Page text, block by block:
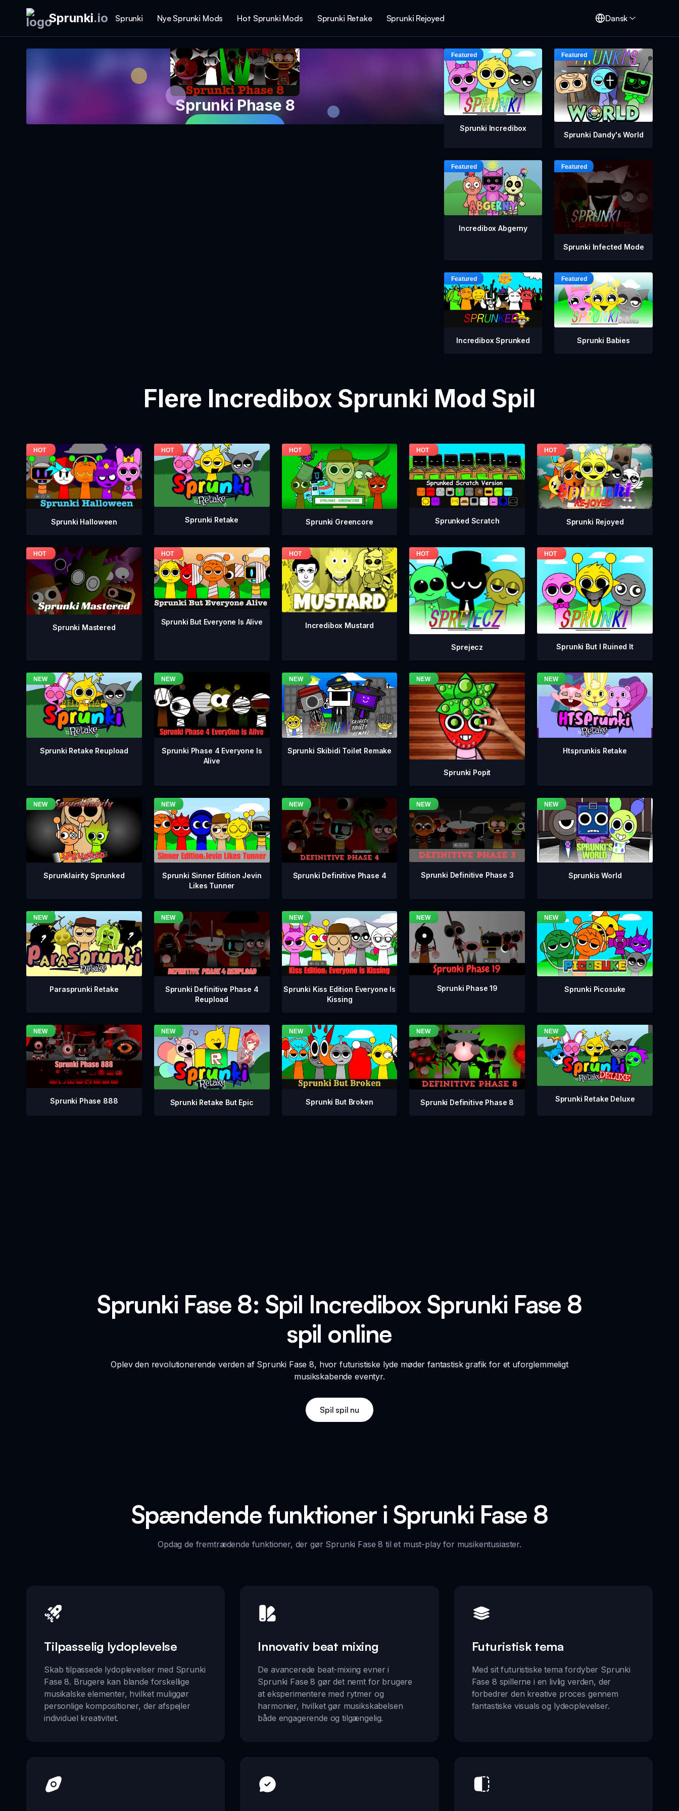
Sprunki.io Sprunki Nye Sprunki Mods Hot Sprunki Mods Sprunki Retake Sprunki Rejoyed Dansk
Sprunki Phase 8
Sprunki Incredibox
Sprunki Dandy's World
Incredibox Abgerny
Sprunki Infected Mode
Incredibox Sprunked Sprunki Babies
Flere Incredibox Sprunki Mod Spil
Sprunki Halloween Sprunki Retake Sprunki Greencore Sprunked Scratch Sprunki Rejoyed
Sprunki Mastered
Sprunki But Everyone Is Alive Incredibox Mustard
Sprejecz Sprunki But I Ruined It
Sprunki Retake Reupload
Sprunki Phase 4 Everyone Is
Alive
Sprunki Skibidi Toilet Remake
Sprunki Popit
Htsprunkis Retake
Sprunklairity Sprunked
Sprunki Sinner Edition Jevin
Likes Tunner
Sprunki Definitive Phase 4 Sprunki Definitive Phase 3 Sprunkis World
Parasprunki Retake
Sprunki Definitive Phase 4
Reupload
Sprunki Kiss Edition Everyone Is
Kissing
Sprunki Phase 19 Sprunki Picosuke
Sprunki Phase 888 Sprunki Retake But Epic Sprunki But Broken Sprunki Definitive Phase 8 Sprunki Retake Deluxe
Sprunki Fase 8: Spil Incredibox Sprunki Fase 8
spil online
Oplev den revolutionerende verden af Sprunki Fase 8, hvor futuristiske lyde møder fantastisk grafik for et uforglemmeligt
musikskabende eventyr.
Spil spil nu
Spændende funktioner i Sprunki Fase 8
Opdag de fremtrædende funktioner, der gør Sprunki Fase 8 til et must-play for musikentusiaster.
Tilpasselig lydoplevelse
Skab tilpassede lydoplevelser med Sprunki
Fase 8. Brugere kan blande forskellige
musikalske elementer, hvilket muliggør
personlige kompositioner, der afspejler
individuel kreativitet.
Innovativ beat mixing
De avancerede beat-mixing evner i
Sprunki Fase 8 gør det nemt for brugere
at eksperimentere med rytmer og
harmonier, hvilket gør musikskabelsen
både engagerende og tilgængelig.
Futuristisk tema
Med sit futuristiske tema fordyber Sprunki
Fase 8 spillerne i en livlig verden, der
forbedrer den kreative proces gennem
fantastiske visuals og lydeoplevelser.